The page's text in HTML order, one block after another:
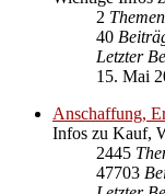
2 Themen
40
Letzter
15. Mai
Anschaffung,
Infos zu Kauf,
2445
47703